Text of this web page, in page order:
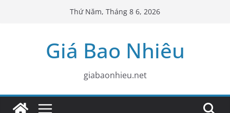
Thứ Năm, Tháng 8 6, 2026
Giá Bao Nhiêu
giabaonhieu.net